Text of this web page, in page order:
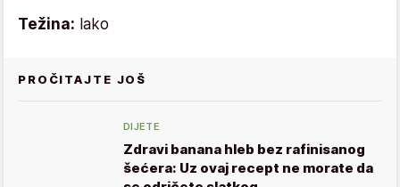
Težina: lako
PROČITAJTE JOŠ
DIJETE
Zdravi banana hleb bez rafinisanog
šećera: Uz ovaj recept ne morate da